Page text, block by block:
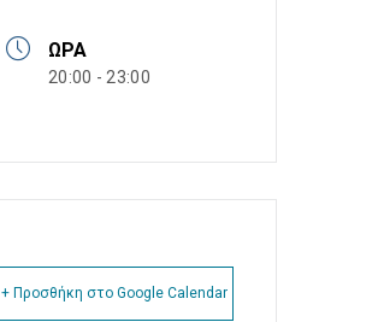
ΏΡΑ
20:00 - 23:00
+ Προσθήκη στο Google Calendar